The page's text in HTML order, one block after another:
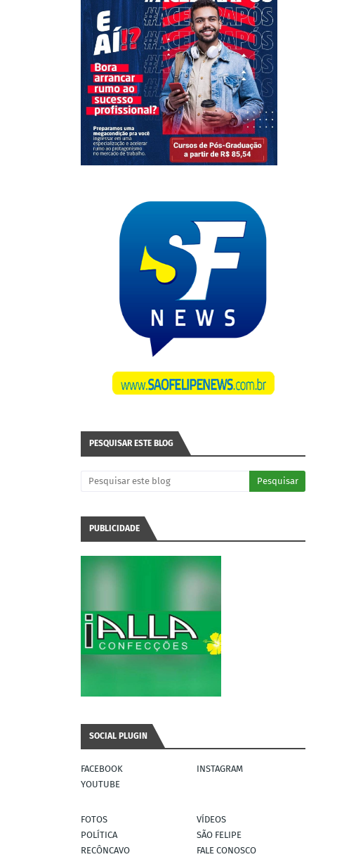
PESQUISAR ESTE BLOG
PUBLICIDADE
SOCIAL PLUGIN
FACEBOOK
INSTAGRAM
YOUTUBE
FOTOS
VÍDEOS
POLÍTICA
SÃO FELIPE
RECÔNCAVO
FALE CONOSCO